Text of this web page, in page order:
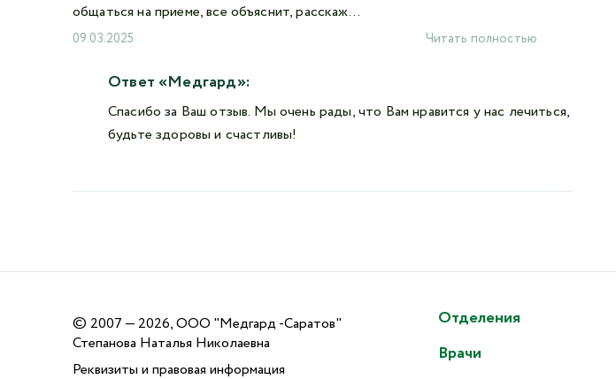
общаться на приеме, все объяснит, расскаж...
09.03.2025 Читать полностью
Ответ «Медгард»:
Спасибо за Ваш отзыв. Мы очень рады, что Вам нравится у нас лечиться,
будьте здоровы и счастливы!
© 2007 — 2026, ООО "Медгард -Саратов"
Степанова Наталья Николаевна
Реквизиты и правовая информация
Отделения
Врачи